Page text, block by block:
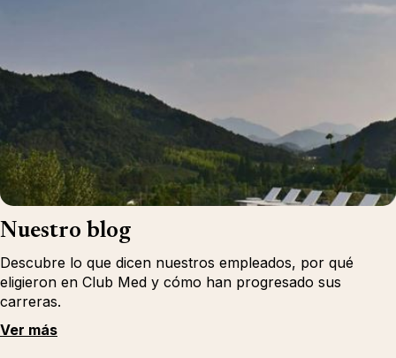
Nuestro blog
Descubre lo que dicen nuestros empleados, por qué
eligieron en Club Med y cómo han progresado sus
carreras.
Ver más